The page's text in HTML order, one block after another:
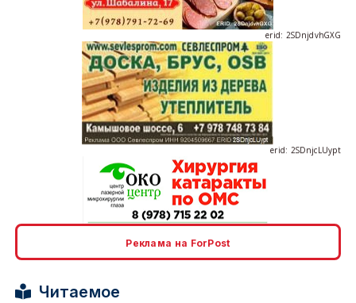
erid: 2SDnjdvhGXG
erid: 2SDnjcLUypt
Реклама на ForPost
Читаемое